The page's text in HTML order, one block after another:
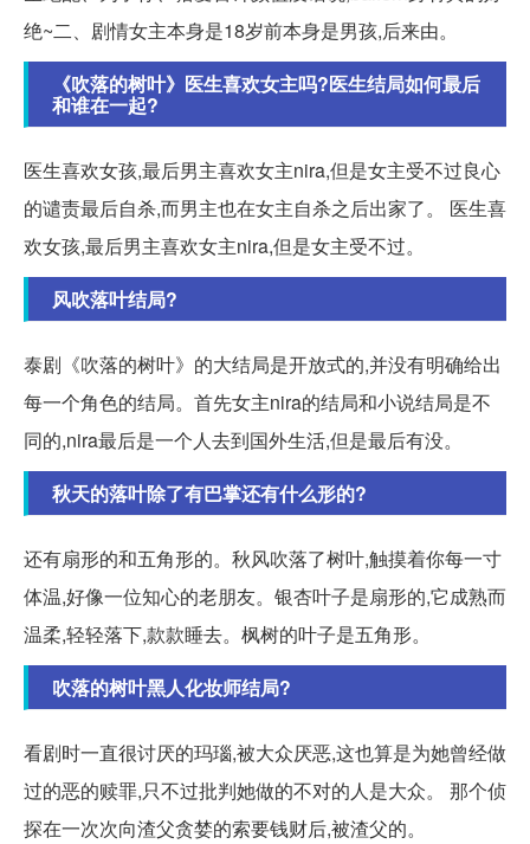
绝~二、剧情女主本身是18岁前本身是男孩,后来由。
《吹落的树叶》医生喜欢女主吗?医生结局如何最后
和谁在一起?
医生喜欢女孩,最后男主喜欢女主nira,但是女主受不过良心
的谴责最后自杀,而男主也在女主自杀之后出家了。 医生喜
欢女孩,最后男主喜欢女主nira,但是女主受不过。
风吹落叶结局?
泰剧《吹落的树叶》的大结局是开放式的,并没有明确给出
每一个角色的结局。首先女主nira的结局和小说结局是不
同的,nira最后是一个人去到国外生活,但是最后有没。
秋天的落叶除了有巴掌还有什么形的?
还有扇形的和五角形的。秋风吹落了树叶,触摸着你每一寸
体温,好像一位知心的老朋友。银杏叶子是扇形的,它成熟而
温柔,轻轻落下,款款睡去。枫树的叶子是五角形。
吹落的树叶黑人化妆师结局?
看剧时一直很讨厌的玛瑙,被大众厌恶,这也算是为她曾经做
过的恶的赎罪,只不过批判她做的不对的人是大众。 那个侦
探在一次次向渣父贪婪的索要钱财后,被渣父的。